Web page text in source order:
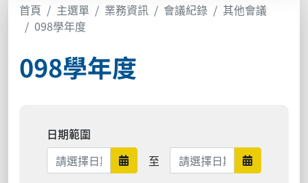
首頁 主選單 業務資訊 會議紀錄
其他會議
098學年度
098學年度
日期範圍
日期範圍開始
至 日期範圍結束 日期範圍